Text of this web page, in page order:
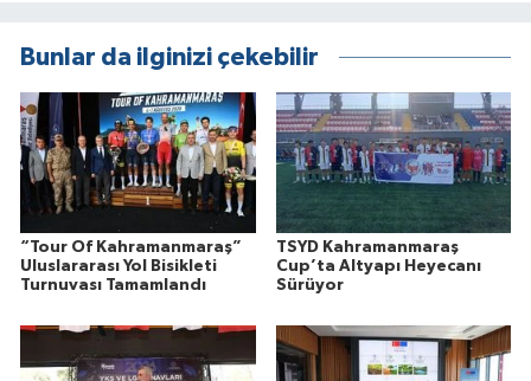
Bunlar da ilginizi çekebilir
“Tour Of Kahramanmaraş”
Uluslararası Yol Bisikleti
Turnuvası Tamamlandı
TSYD Kahramanmaraş
Cup’ta Altyapı Heyecanı
Sürüyor